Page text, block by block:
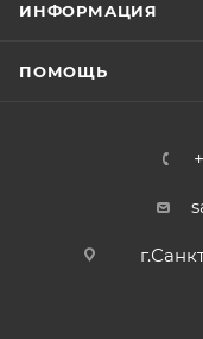
ИНФОРМАЦИЯ
ПОМОЩЬ